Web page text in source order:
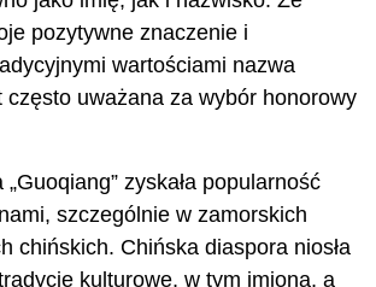
pozytywne znaczenie i
wartościami nazwa
często uważana za wybór honorowy
zyskała popularność
szczególnie w zamorskich
chińskich. Chińska diaspora niosła
kulturowe, w tym imiona, a